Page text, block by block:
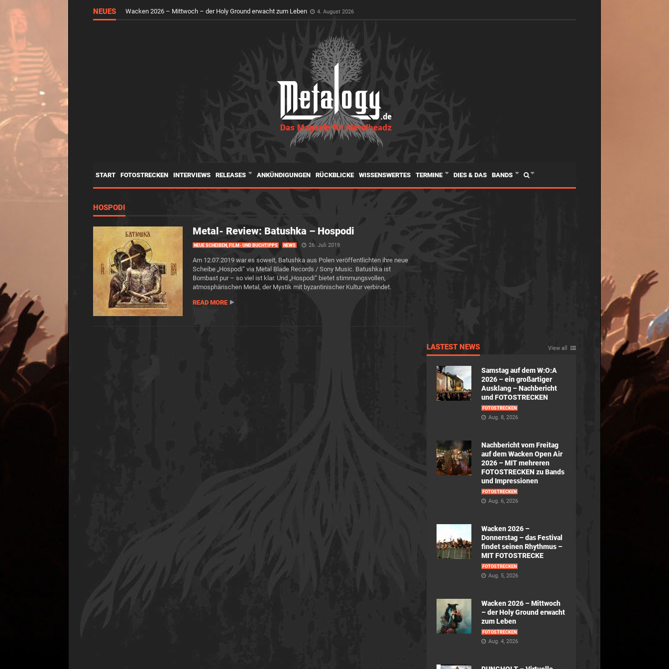
NEUES Wacken 2026 – Mittwoch – der Holy Ground erwacht zum Leben 4. August 2026
START FOTOSTRECKEN INTERVIEWS RELEASES ANKÜNDIGUNGEN RÜCKBLICKE WISSENSWERTES TERMINE DIES & DAS BANDS
HOSPODI
Metal- Review: Batushka – Hospodi
NEUE SCHEIBEN, FILM- UND BUCHTIPPS NEWS 26. Juli 2019
Am 12.07.2019 war es soweit, Batushka aus Polen veröffentlichten ihre neue
Scheibe „Hospodi“ via Metal Blade Records / Sony Music. Batushka ist
Bombast pur – so viel ist klar. Und „Hospodi“ bietet stimmungsvollen,
atmosphärischen Metal, der Mystik mit byzantinischer Kultur verbindet.
READ MORE
LASTEST NEWS View all
Samstag auf dem W:O:A
2026 – ein großartiger
Ausklang – Nachbericht
und FOTOSTRECKEN
FOTOSTRECKEN
Aug. 8, 2026
Nachbericht vom Freitag
auf dem Wacken Open Air
2026 – MIT mehreren
FOTOSTRECKEN zu Bands
und Impressionen
FOTOSTRECKEN
Aug. 6, 2026
Wacken 2026 –
Donnerstag – das Festival
findet seinen Rhythmus –
MIT FOTOSTRECKE
FOTOSTRECKEN
Aug. 5, 2026
Wacken 2026 – Mittwoch
– der Holy Ground erwacht
zum Leben
FOTOSTRECKEN
Aug. 4, 2026